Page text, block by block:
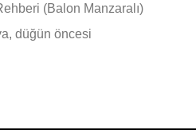
(Balon Manzaralı)
düğün öncesi